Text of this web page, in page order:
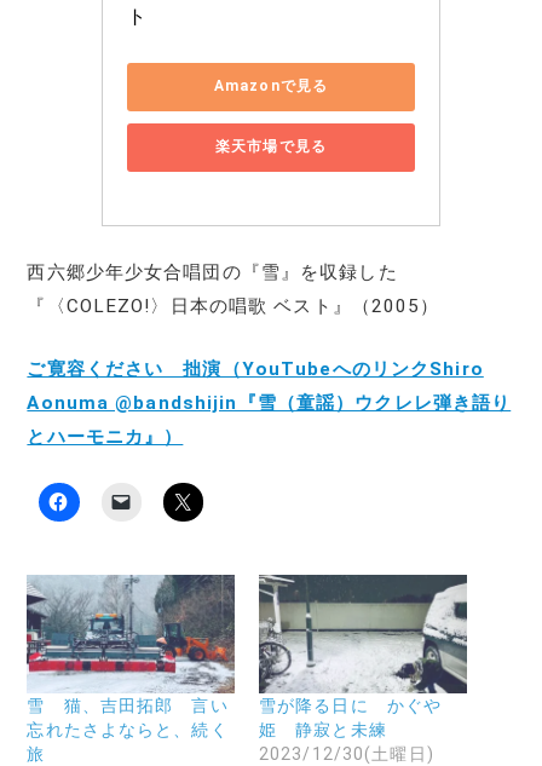
ト
Amazonで見る
楽天市場で見る
西六郷少年少女合唱団の『雪』を収録した
『〈COLEZO!〉日本の唱歌 ベスト』（2005）
ご寛容ください 拙演（YouTubeへのリンクShiro
Aonuma @bandshijin『雪（童謡）ウクレレ弾き語り
とハーモニカ』）
F
a
o
o
k
で
共
有
す
る
に
は
ク
て
達
に
メ
ー
ル
で
リ
ン
ク
ク
リ
て
X
で
共
有
(
新
し
い
ウ
ィ
雪 猫、吉田拓郎 言い
忘れたさよならと、続く
旅
雪が降る日に かぐや
姫 静寂と未練
2023/12/30(土曜日)